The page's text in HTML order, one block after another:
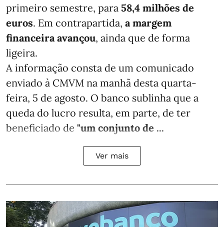
primeiro semestre, para 58,4 milhões de
euros. Em contrapartida, a margem
financeira avançou, ainda que de forma
ligeira.
A informação consta de um comunicado
enviado à CMVM na manhã desta quarta-
feira, 5 de agosto. O banco sublinha que a
queda do lucro resulta, em parte, de ter
beneficiado de "um conjunto de ...
Ver mais